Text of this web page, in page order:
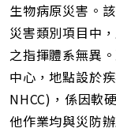
生物病原災害。
災害類別項目中
之指揮體系無異
中心，地點設於
NHCC)，係因軟
他作業均與災防